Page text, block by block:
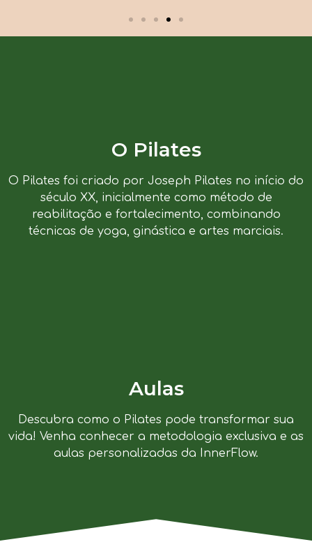
O Pilates
O Pilates foi criado por Joseph Pilates no início do
século XX, inicialmente como método de
reabilitação e fortalecimento, combinando
técnicas de yoga, ginástica e artes marciais.
Aulas
Descubra como o Pilates pode transformar sua
vida! Venha conhecer a metodologia exclusiva e as
aulas personalizadas da InnerFlow.